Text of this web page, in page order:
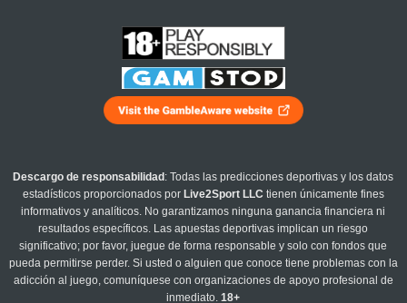
Descargo de responsabilidad : Todas las predicciones deportivas y los datos
estadísticos proporcionados por Live2Sport LLC tienen únicamente fines
informativos y analíticos. No garantizamos ninguna ganancia financiera ni
resultados específicos. Las apuestas deportivas implican un riesgo
significativo; por favor, juegue de forma responsable y solo con fondos que
pueda permitirse perder. Si usted o alguien que conoce tiene problemas con la
adicción al juego, comuníquese con organizaciones de apoyo profesional de
inmediato.18+